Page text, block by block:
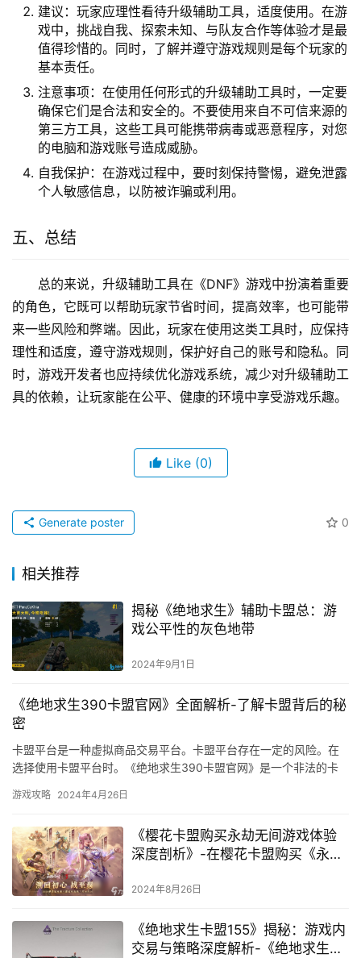
建议：玩家应理性看待升级辅助工具，适度使用。在游
戏中，挑战自我、探索未知、与队友合作等体验才是最
值得珍惜的。同时，了解并遵守游戏规则是每个玩家的
基本责任。
注意事项：在使用任何形式的升级辅助工具时，一定要
确保它们是合法和安全的。不要使用来自不可信来源的
第三方工具，这些工具可能携带病毒或恶意程序，对您
的电脑和游戏账号造成威胁。
自我保护：在游戏过程中，要时刻保持警惕，避免泄露
个人敏感信息，以防被诈骗或利用。
五、总结
总的来说，升级辅助工具在《DNF》游戏中扮演着重要
的角色，它既可以帮助玩家节省时间，提高效率，也可能带
来一些风险和弊端。因此，玩家在使用这类工具时，应保持
理性和适度，遵守游戏规则，保护好自己的账号和隐私。同
时，游戏开发者也应持续优化游戏系统，减少对升级辅助工
具的依赖，让玩家能在公平、健康的环境中享受游戏乐趣。
Like (0)
0
Generate poster
相关推荐
揭秘《绝地求生》辅助卡盟总：游
戏公平性的灰色地带
2024年9月1日
《绝地求生390卡盟官网》全面解析-了解卡盟背后的秘
密
卡盟平台是一种虚拟商品交易平台。卡盟平台存在一定的风险。在
选择使用卡盟平台时。《绝地求生390卡盟官网》是一个非法的卡
游戏攻略 2024年4月26日
《樱花卡盟购买永劫无间游戏体验
深度剖析》-在樱花卡盟购买《永劫
2024年8月26日
《绝地求生卡盟155》揭秘：游戏内
交易与策略深度解析-《绝地求生》